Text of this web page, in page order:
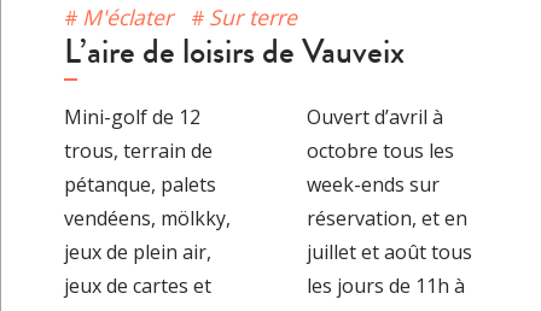
M'éclater Sur terre
L’aire de loisirs de Vauveix
Mini-golf de 12
trous, terrain de
pétanque, palets
vendéens, mölkky,
jeux de plein air,
jeux de cartes et
Ouvert d’avril à
octobre tous les
week-ends sur
réservation, et en
juillet et août tous
les jours de 11h à